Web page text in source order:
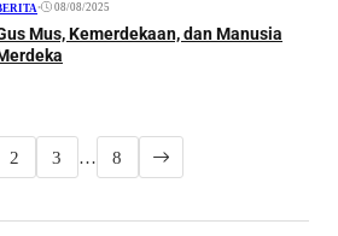
• 08/08/2025
Mus, Kemerdekaan, dan Manusia
2 3 … 8